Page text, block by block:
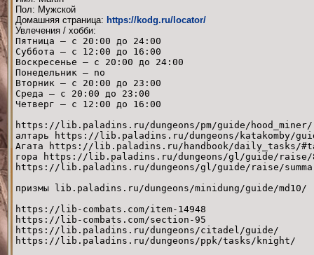
Пол: Мужской
Домашняя страница: https://kodg.ru/locator/
Увлечения / хобби:
Пятница — с 20:00 до 24:00
Суббота — с 12:00 до 16:00
Воскресенье — с 20:00 до 24:00
Понедельник — no
Вторник — с 20:00 до 23:00
Среда — с 20:00 до 23:00
Четверг — с 12:00 до 16:00
https://lib.paladins.ru/dungeons/pm/guide/hood_miner/
алтарь https://lib.paladins.ru/dungeons/katakomby/
Агата https://lib.paladins.ru/handbook/daily_tasks/
гора https://lib.paladins.ru/dungeons/gl/guide/raise/
https://lib.paladins.ru/dungeons/gl/guide/raise/
призмы lib.paladins.ru/dungeons/minidung/guide/md10/
https://lib-combats.com/item-14948
https://lib-combats.com/section-95
https://lib.paladins.ru/dungeons/citadel/guide/
https://lib.paladins.ru/dungeons/ppk/tasks/knight/